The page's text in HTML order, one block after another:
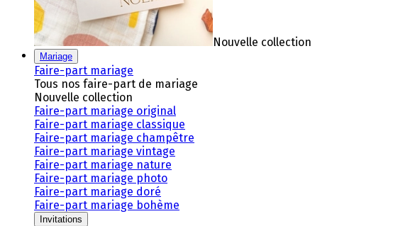
Nouvelle collection
Mariage
Faire-part mariage
Tous nos faire-part de mariage
Nouvelle collection
Faire-part mariage original
Faire-part mariage classique
Faire-part mariage champêtre
Faire-part mariage vintage
Faire-part mariage nature
Faire-part mariage photo
Faire-part mariage doré
Faire-part mariage bohème
Invitations